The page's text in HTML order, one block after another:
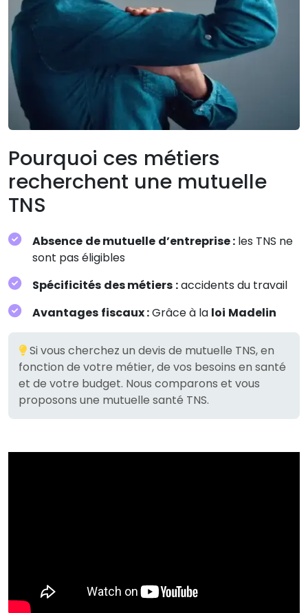
Pourquoi ces métiers
recherchent une mutuelle
TNS
Absence de mutuelle d’entreprise : les TNS ne
sont pas éligibles
Spécificités des métiers :accidents du travail
Avantages fiscaux :Grâce à la loi Madelin
Si vous cherchez un devis de mutuelle TNS, en
fonction de votre métier, de vos besoins en santé
et de votre budget. Nous comparons et vous
proposons une mutuelle santé TNS.